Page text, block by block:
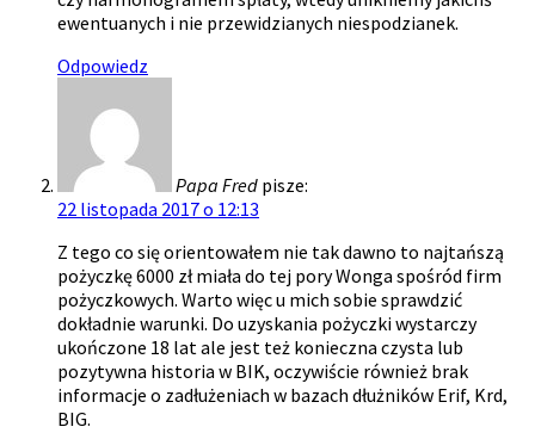
ewentuanych i nie przewidzianych niespodzianek.
Odpowiedz
Papa Fred pisze:
22 listopada 2017 o 12:13
Z tego co się orientowałem nie tak dawno to najtańszą
pożyczkę 6000 zł miała do tej pory Wonga spośród firm
pożyczkowych. Warto więc u mich sobie sprawdzić
dokładnie warunki. Do uzyskania pożyczki wystarczy
ukończone 18 lat ale jest też konieczna czysta lub
pozytywna historia w BIK, oczywiście również brak
informacje o zadłużeniach w bazach dłużników Erif, Krd,
BIG.